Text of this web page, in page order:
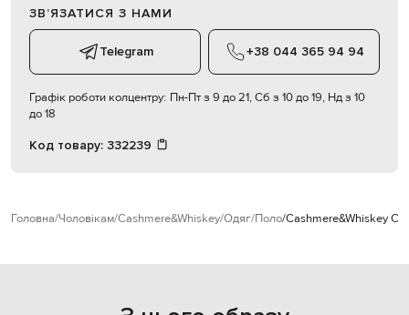
ЗВʼЯЗАТИСЯ З НАМИ
Telegram +38 044 365 94 94
Графік роботи колцентру: Пн-Пт з 9 до 21, Сб з 10 до 19, Нд з 10
до 18
Код товару: 332239
Головна Чоловікам Cashmere&Whiskey Одяг Поло Cashmere&Whiskey